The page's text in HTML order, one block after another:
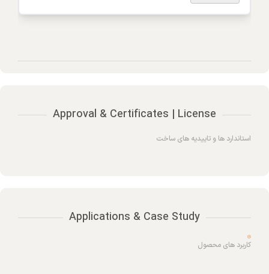
Approval & Certificates | License
استاندارد ها و تاییدیه های ساخت
Applications & Case Study
کاربرد های محصول